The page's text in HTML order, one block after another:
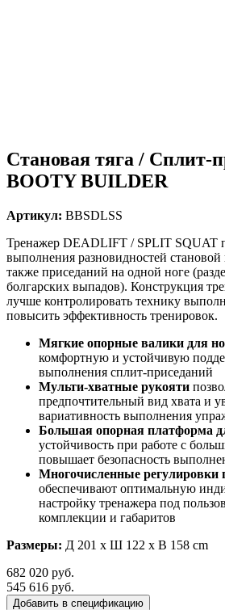
Становая тяга / Сплит-
BOOTY BUILDER
Артикул: BBSDLSS
Тренажер DEADLIFT / SPLIT SQUAT
выполнения разновидностей становой
также приседаний на одной ноге
болгарских выпадов). Конструкция
лучше контролировать технику
повысить эффективность тренировок.
Мягкие опорные валики для
комфортную и устойчивую
выполнения сплит-приседаний
Мульти-хватные рукояти
предпочтительный вид хвата и
вариативность выполнения
Большая опорная платформа
устойчивость при работе с
повышает безопасность
Многочисленные регулировки
обеспечивают оптимальную
настройку тренажера под
комплекции и габаритов
Размеры: Д 201 x Ш 122 x В 158 cm
682 020 руб.
545 616 руб.
Добавить в спецификацию